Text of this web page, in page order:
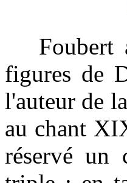
Foubert a
figures de
l'auteur de
au chant
réservé un